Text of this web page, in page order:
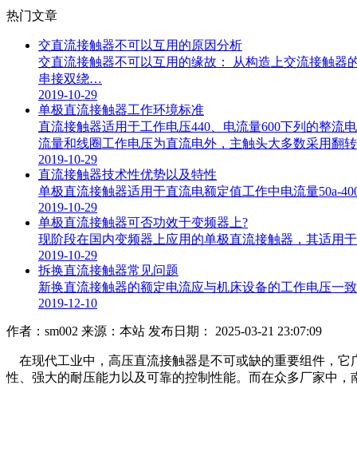
热门文章
交直流接触器不可以互用的原因分析
交直流接触器不可以互用的缘故： 从构造上交流接触器
串接双绕…
2019-10-29
单极直流接触器工作环境标准
直流接触器适用于工作电压440、电流量600下列的整流
流量和线圈工作电压为直流电外，主触头大多数采用翻
2019-10-29
直流接触器技术性优势以及特性
单极直流接触器适用于直流电额定值工作中电流量50a-
2019-10-29
单极直流接触器可否功效于变频器上?
现阶段在国内变频器上应用的单极直流接触器，其适用
2019-10-29
拆换直流接触器常见问题
新换直流接触器的额定电流应与机床设备的工作电压一
2019-12-10
作者：sm002 来源：本站 发布日期： 2025-03-21 23:07:09
在现代工业中，高压直流接触器是不可或缺的重要组件，它
性、强大的耐压能力以及可靠的控制性能。而在众多厂家中